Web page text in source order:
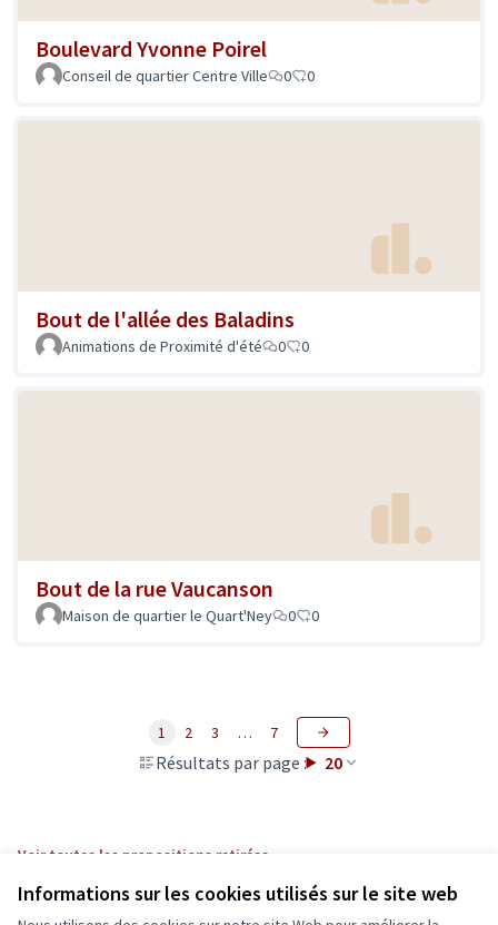
Informations sur les cookies utilisés sur le site web
Boulevard Yvonne Poirel
Conseil de quartier Centre Ville 0 0
Bout de l'allée des Baladins
Animations de Proximité d'été 0 0
Bout de la rue Vaucanson
Maison de quartier le Quart'Ney 0 0
Résultats par page : 20
1 2 3 … 7
Voir toutes les propositions retirées